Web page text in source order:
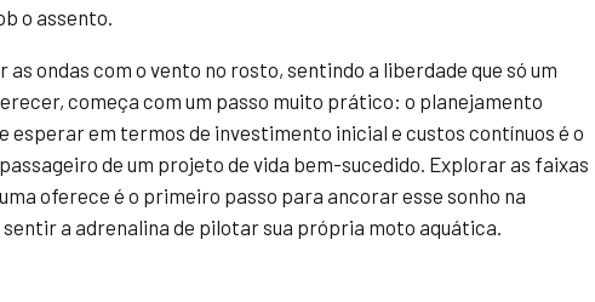
o assento.
as ondas com o vento no rosto, sentindo a liberdade que só um
começa com um passo muito prático: o planejamento
esperar em termos de investimento inicial e custos contínuos é o
de um projeto de vida bem-sucedido. Explorar as faixas
oferece é o primeiro passo para ancorar esse sonho na
sentir a adrenalina de pilotar sua própria moto aquática.